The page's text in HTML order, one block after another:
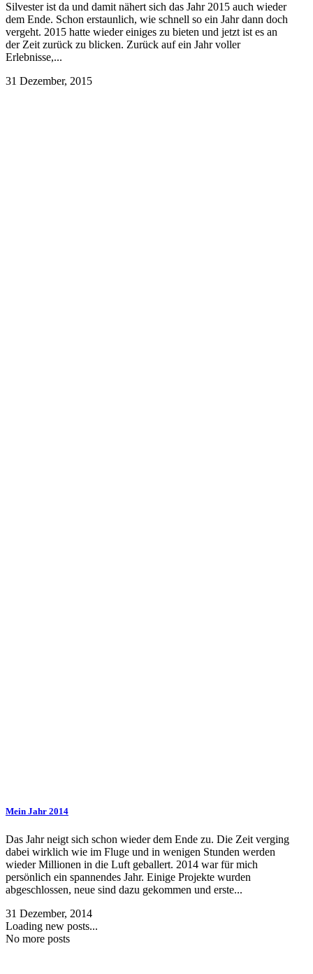
Silvester ist da und damit nähert sich das Jahr 2015 auch wieder
dem Ende. Schon erstaunlich, wie schnell so ein Jahr dann doch
vergeht. 2015 hatte wieder einiges zu bieten und jetzt ist es an
der Zeit zurück zu blicken. Zurück auf ein Jahr voller
Erlebnisse,...
31 Dezember, 2015
Mein Jahr 2014
Das Jahr neigt sich schon wieder dem Ende zu. Die Zeit verging
dabei wirklich wie im Fluge und in wenigen Stunden werden
wieder Millionen in die Luft geballert. 2014 war für mich
persönlich ein spannendes Jahr. Einige Projekte wurden
abgeschlossen, neue sind dazu gekommen und erste...
31 Dezember, 2014
Loading new posts...
No more posts